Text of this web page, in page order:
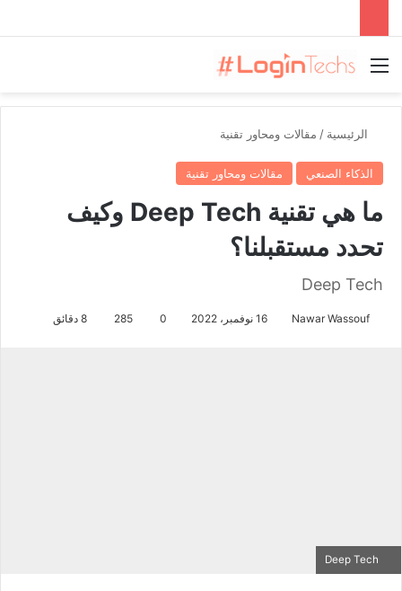
القائمة
الرئيسية / مقالات ومحاور تقنية
الذكاء الصنعي مقالات ومحاور تقنية
ما هي تقنية Deep Tech وكيف
تحدد مستقبلنا؟
Deep Tech
Nawar Wassouf 16 نوفمبر، 2022 0
285